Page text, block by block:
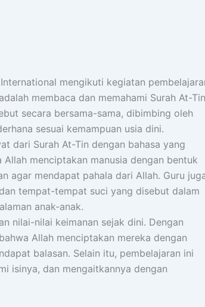
mengikuti kegiatan
membaca dan memahami Surah At-
secara bersama-sama, dibimbing oleh
sesuai kemampuan usia dini.
dari Surah At-Tin dengan bahasa yang
menciptakan manusia dengan bentuk
agar mendapat pahala dari Allah. Guru
tempat-tempat suci yang disebut dalam
anak-anak.
nilai-nilai keimanan sejak dini. Dengan
Allah menciptakan mereka dengan
balasan. Selain itu, pembelajaran ini
isinya, dan mengaitkannya dengan